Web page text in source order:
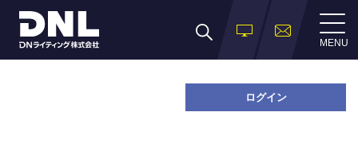
MENU
ログイン